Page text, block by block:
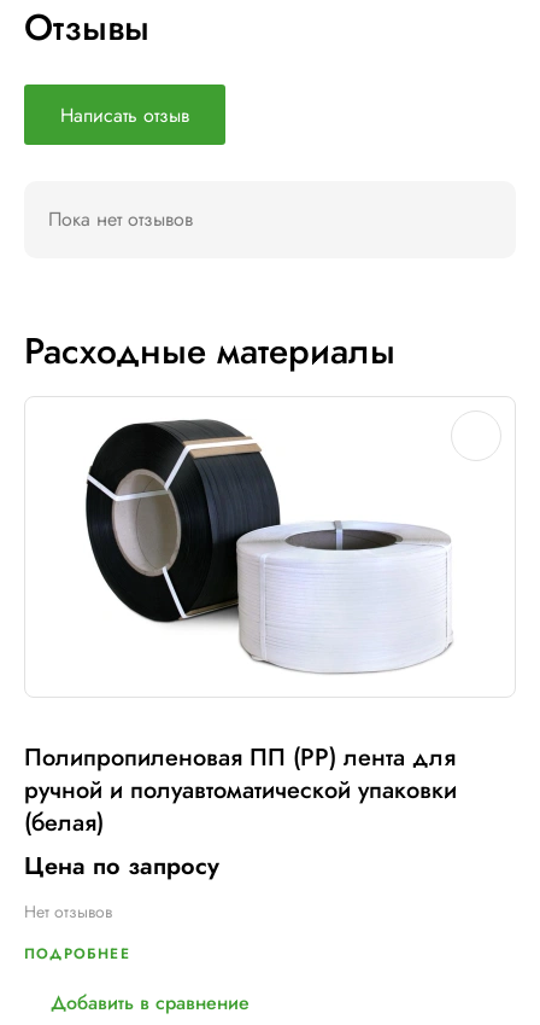
Отзывы
Написать отзыв
Пока нет отзывов
Расходные материалы
Полипропиленовая ПП (PP) лента для
ручной и полуавтоматической упаковки
(белая)
Цена по запросу
Нет отзывов
ПОДРОБНЕЕ
Добавить в сравнение